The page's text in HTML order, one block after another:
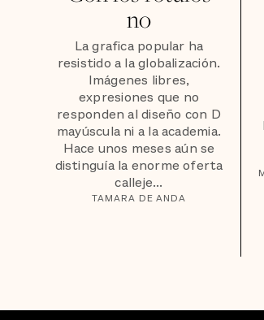
no
La grafica popular ha
resistido a la globalización.
Imágenes libres,
expresiones que no
responden al diseño con D
mayúscula ni a la academia.
Hace unos meses aún se
distinguía la enorme oferta
calleje...
TAMARA DE ANDA